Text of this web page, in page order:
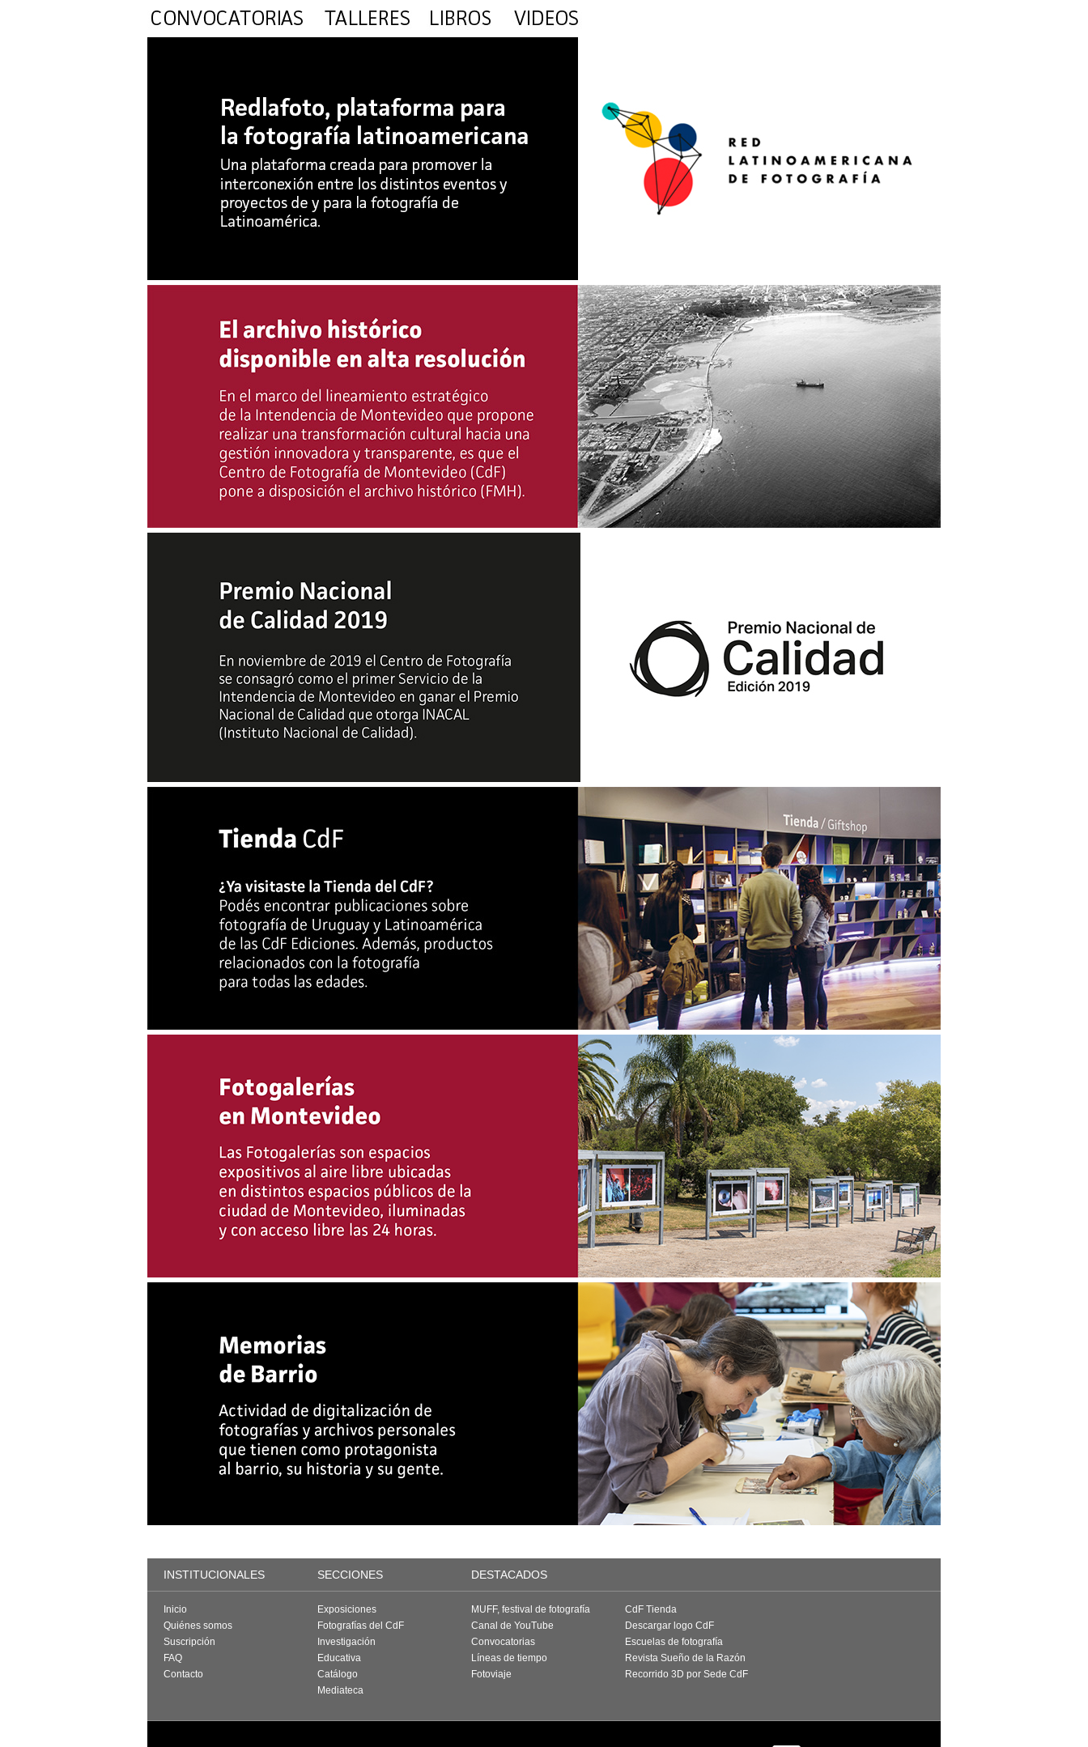
INSTITUCIONALES SECCIONES DESTACADOS
Inicio
Quiénes somos
Suscripción
FAQ
Contacto
Exposiciones
Fotografías del CdF
Investigación
Educativa
Catálogo
Mediateca
MUFF, festival de fotografía
Canal de YouTube
Convocatorias
Líneas de tiempo
Fotoviaje
CdF Tienda
Descargar logo CdF
Escuelas de fotografía
Revista Sueño de la Razón
Recorrido 3D por Sede CdF